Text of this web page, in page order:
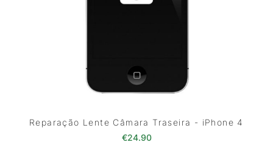
Reparação Lente Câmara Traseira - iPhone 4
€24.90